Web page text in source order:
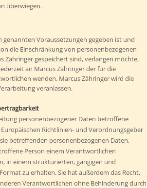
überwiegen.
genannten Voraussetzungen gegeben ist und
die Einschränkung von personenbezogenen
Zähringer gespeichert sind, verlangen möchte,
an Marcus Zähringer der für die
wenden. Marcus Zähringer wird die
veranlassen.
personenbezogener Daten betroffene
Richtlinien- und Verordnungsgeber
betreffenden personenbezogenen Daten,
Person einem Verantwortlichen
in einem strukturierten, gängigen und
zu erhalten. Sie hat außerdem das Recht,
Verantwortlichen ohne Behinderung durch